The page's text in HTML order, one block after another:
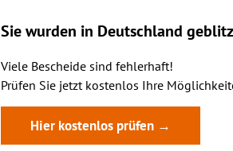
Sie wurden in Deutschland
Viele Bescheide sind fehlerhaft!
Prüfen Sie jetzt kostenlos Ihre
Hier kostenlos prüfen →